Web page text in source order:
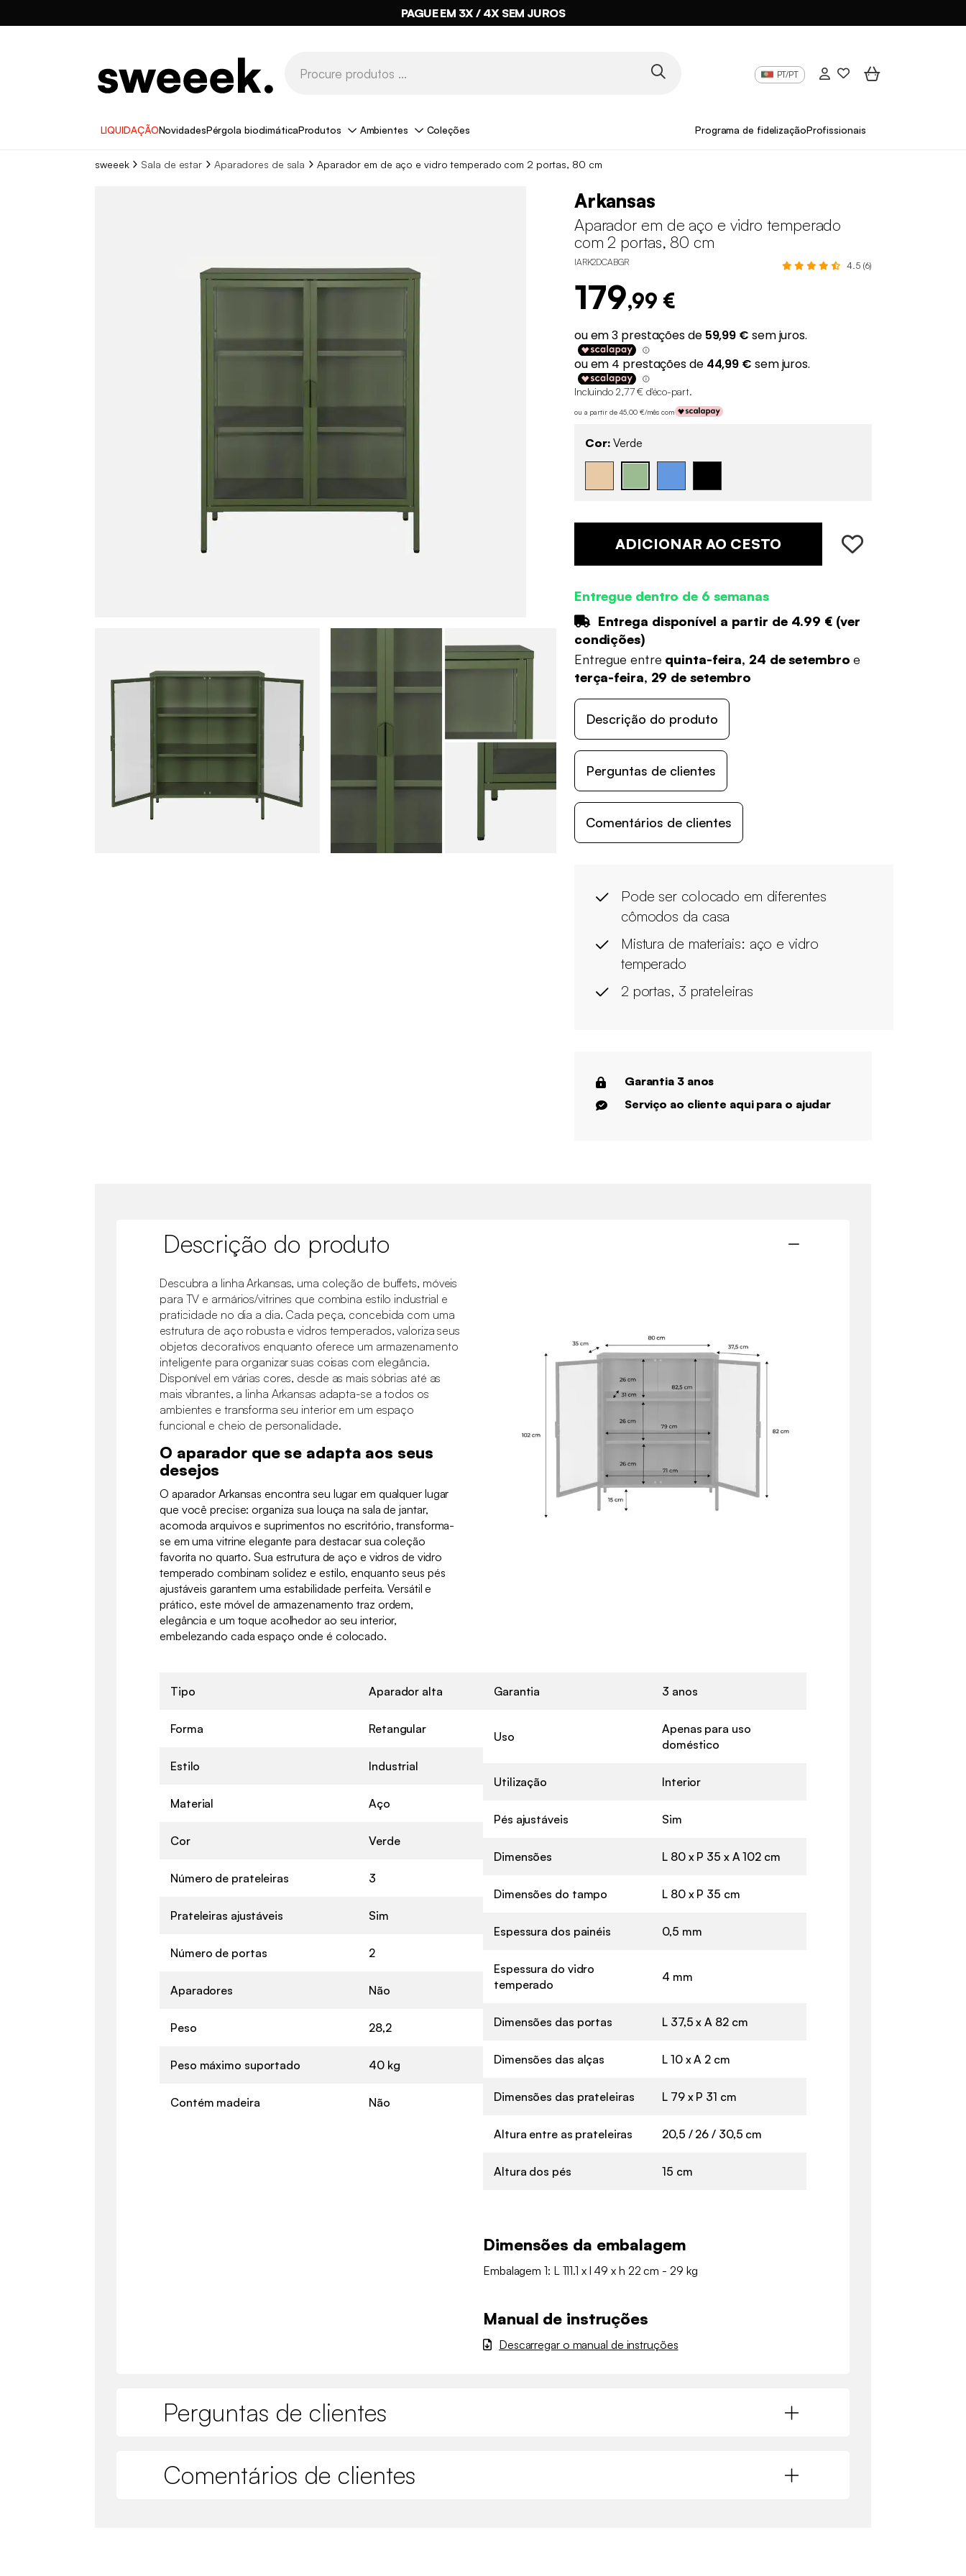
PAGUE EM 3X / 4X SEM JUROS
PT/PT
LIQUIDAÇÃONovidadesPérgola bioclimáticaProdutos Ambientes Coleções Programa de fidelizaçãoProfissionais
sweeek Sala de estar Aparadores de sala Aparador em de aço e vidro temperado com 2 portas, 80 cm
Arkansas
Aparador em de aço e vidro temperado
com 2 portas, 80 cm
IARK2DCABGR 4.5 (6)
179,99 €
Incluindo 2,77 € d'éco-part.
ou a partir de 45,00 €/mês com
Cor: Verde
ADICIONAR AO CESTO
Entregue dentro de 6 semanas
Entrega disponível a partir de 4.99 € (ver
condições)
Entregue entre quinta-feira, 24 de setembroe
terça-feira, 29 de setembro
Descrição do produto
Perguntas de clientes
Comentários de clientes
Pode ser colocado em diferentes
cômodos da casa
Mistura de materiais: aço e vidro
temperado
2 portas, 3 prateleiras
Garantia 3 anos
Serviço ao cliente aqui para o ajudar
Descrição do produto
Descubra a linha Arkansas, uma coleção de buffets, móveis
para TV e armários/vitrines que combina estilo industrial e
praticidade no dia a dia. Cada peça, concebida com uma
estrutura de aço robusta e vidros temperados, valoriza seus
objetos decorativos enquanto oferece um armazenamento
inteligente para organizar suas coisas com elegância.
Disponível em várias cores, desde as mais sóbrias até as
mais vibrantes, a linha Arkansas adapta-se a todos os
ambientes e transforma seu interior em um espaço
funcional e cheio de personalidade.
O aparador que se adapta aos seus
desejos
O aparador Arkansas encontra seu lugar em qualquer lugar
que você precise: organiza sua louça na sala de jantar,
acomoda arquivos e suprimentos no escritório, transforma-
se em uma vitrine elegante para destacar sua coleção
favorita no quarto. Sua estrutura de aço e vidros de vidro
temperado combinam solidez e estilo, enquanto seus pés
ajustáveis garantem uma estabilidade perfeita. Versátil e
prático, este móvel de armazenamento traz ordem,
elegância e um toque acolhedor ao seu interior,
embelezando cada espaço onde é colocado.
Tipo Aparador alta
Forma Retangular
Estilo Industrial
Material Aço
Cor Verde
Número de prateleiras 3
Prateleiras ajustáveis Sim
Número de portas 2
Aparadores Não
Peso 28,2
Peso máximo suportado 40 kg
Contém madeira Não
Garantia 3 anos
Uso
Apenas para uso
doméstico
Utilização Interior
Pés ajustáveis Sim
Dimensões L 80 x P 35 x A 102 cm
Dimensões do tampo L 80 x P 35 cm
Espessura dos painéis 0,5 mm
Espessura do vidro
temperado
4 mm
Dimensões das portas L 37,5 x A 82 cm
Dimensões das alças L 10 x A 2 cm
Dimensões das prateleiras L 79 x P 31 cm
Altura entre as prateleiras 20,5 / 26 / 30,5 cm
Altura dos pés 15 cm
Dimensões da embalagem
Embalagem 1: L 111.1 x l 49 x h 22 cm - 29 kg
Manual de instruções
Descarregar o manual de instruções
Perguntas de clientes
Comentários de clientes